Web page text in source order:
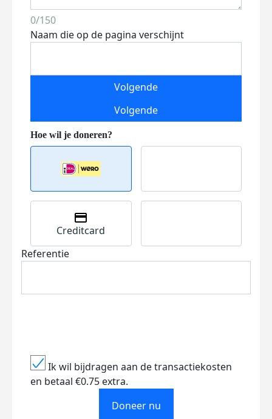
0/150
Naam die op de pagina verschijnt
Volgende
Volgende
Creditcard
Referentie
Ik wil bijdragen aan de transactiekosten
en betaal €0.75 extra.
Doneer nu